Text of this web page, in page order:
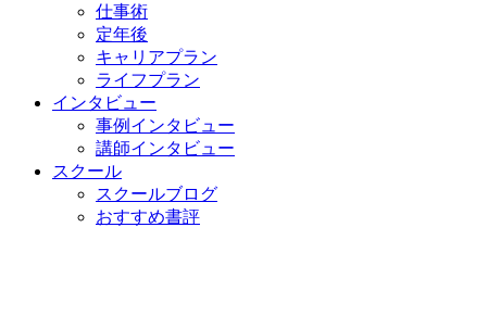
仕事術
定年後
キャリアプラン
ライフプラン
インタビュー
事例インタビュー
講師インタビュー
スクール
スクールブログ
おすすめ書評